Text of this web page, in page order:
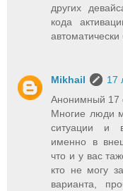
других
кода
Mikhail
17
Анонимный 17
Многие люди
ситуации и
именно в
что и у вас
кто не могу
варианта,